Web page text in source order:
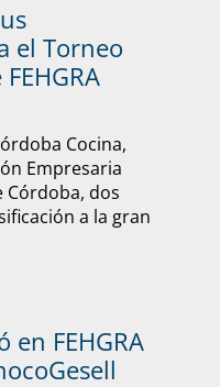
el Torneo
Cocina,
Empresaria
Córdoba, dos
a la gran
en FEHGRA